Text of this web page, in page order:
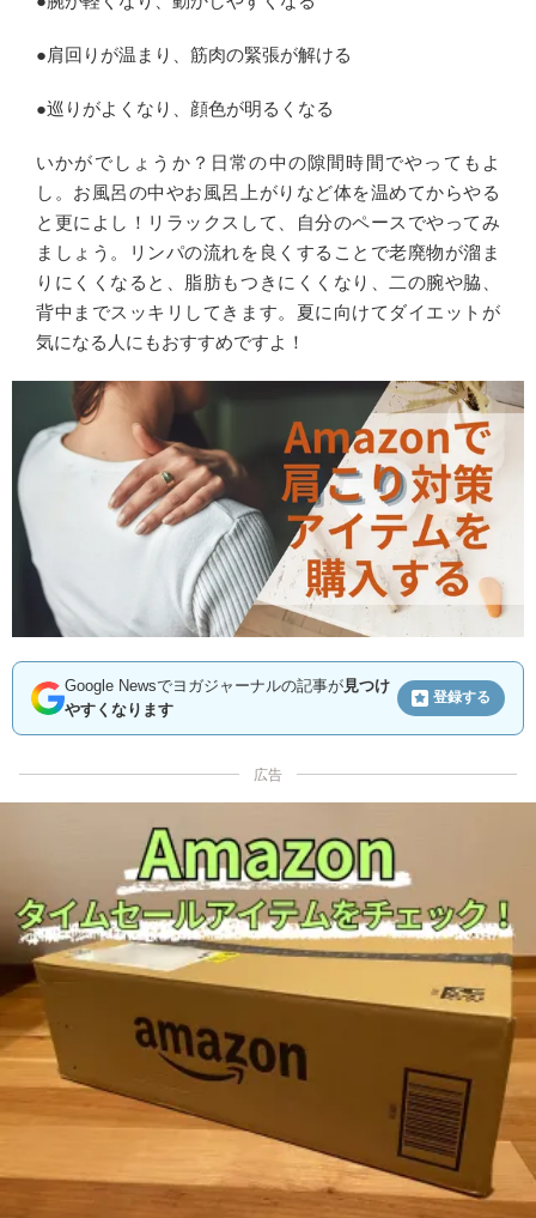
●肩回りが温まり、筋肉の緊張が解ける
●巡りがよくなり、顔色が明るくなる
いかがでしょうか？日常の中の隙間時間でやってもよ
し。お風呂の中やお風呂上がりなど体を温めてからやる
と更によし！リラックスして、自分のペースでやってみ
ましょう。リンパの流れを良くすることで老廃物が溜ま
りにくくなると、脂肪もつきにくくなり、二の腕や脇、
背中までスッキリしてきます。夏に向けてダイエットが
気になる人にもおすすめですよ！
Google Newsでヨガジャーナルの記事が見つけ
やすくなります
登録する
広告